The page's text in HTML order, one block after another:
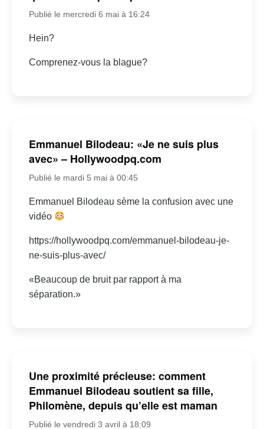
Publié le mercredi 6 mai à 16:24
Hein?
Comprenez-vous la blague?
Emmanuel Bilodeau: «Je ne suis plus
avec» – Hollywoodpq.com
Publié le mardi 5 mai à 00:45
Emmanuel Bilodeau sème la confusion avec une
vidéo
https://hollywoodpq.com/emmanuel-bilodeau-je-
ne-suis-plus-avec/
«Beaucoup de bruit par rapport à ma
séparation.»
Une proximité précieuse: comment
Emmanuel Bilodeau soutient sa fille,
Philomène, depuis qu’elle est maman
Publié le vendredi 3 avril à 18:09